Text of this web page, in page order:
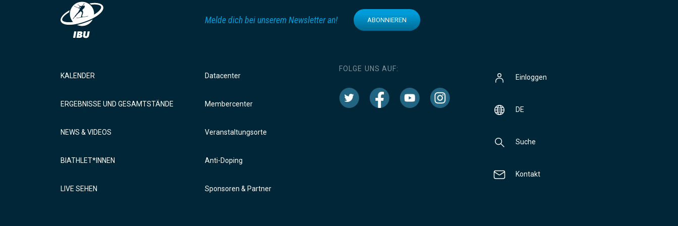
Melde dich bei unserem Newsletter an! ABONNIEREN
KALENDER
ERGEBNISSE UND GESAMTSTÄNDE
NEWS & VIDEOS
BIATHLET*INNEN
LIVE SEHEN
Datacenter
Membercenter
Veranstaltungsorte
Anti-Doping
Sponsoren & Partner
FOLGE UNS AUF:
Einloggen
DE
Suche
Kontakt